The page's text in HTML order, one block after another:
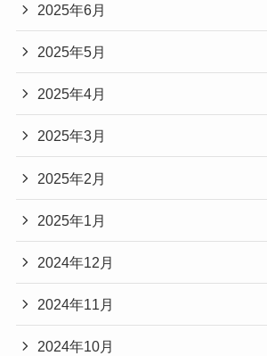
2025年6月
2025年5月
2025年4月
2025年3月
2025年2月
2025年1月
2024年12月
2024年11月
2024年10月